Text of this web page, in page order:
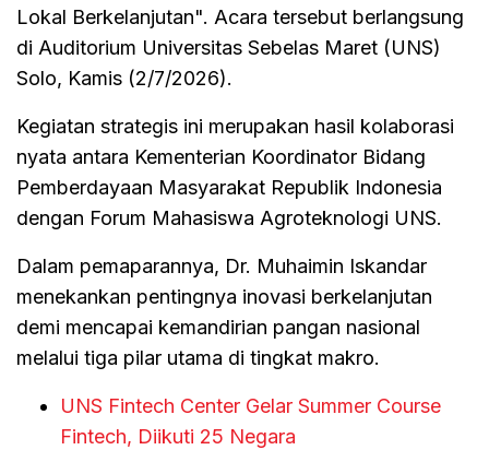
Lokal Berkelanjutan". Acara tersebut berlangsung
di Auditorium Universitas Sebelas Maret (UNS)
Solo, Kamis (2/7/2026).
Kegiatan strategis ini merupakan hasil kolaborasi
nyata antara Kementerian Koordinator Bidang
Pemberdayaan Masyarakat Republik Indonesia
dengan Forum Mahasiswa Agroteknologi UNS.
Dalam pemaparannya, Dr. Muhaimin Iskandar
menekankan pentingnya inovasi berkelanjutan
demi mencapai kemandirian pangan nasional
melalui tiga pilar utama di tingkat makro.
UNS Fintech Center Gelar Summer Course
Fintech, Diikuti 25 Negara